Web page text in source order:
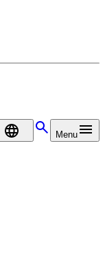
DA Menu